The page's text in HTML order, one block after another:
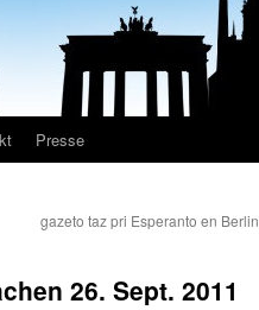
Presse
gazeto taz pri Esperanto en Berlin
26. Sept. 2011